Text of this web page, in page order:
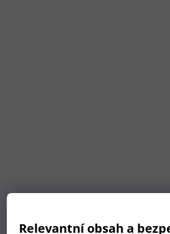
Relevantní obsah a